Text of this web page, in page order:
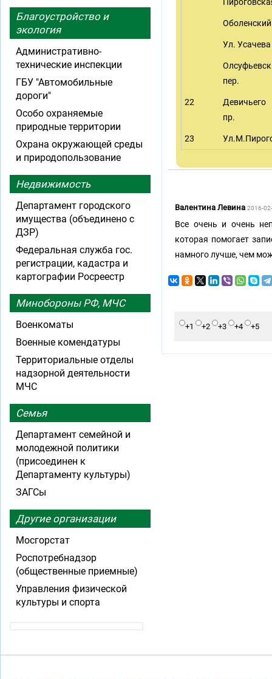
Ул. Усачева
пер.
22
пр.
23
Валентина Левина 2016-
Все очень и очень
которая помогает
намного лучше, чем
+1 +2 +3 +4 +5
Благоустройство и
экология
Административно-
технические инспекции
ГБУ "Автомобильные
дороги"
Особо охраняемые
природные территории
Охрана окружающей среды
и природопользование
Недвижимость
Департамент городского
имущества (объединено с
ДЗР)
Федеральная служба гос.
регистрации, кадастра и
картографии Росреестр
Минобороны РФ, МЧС
Военкоматы
Военные комендатуры
Территориальные отделы
надзорной деятельности
МЧС
Семья
Департамент семейной и
молодежной политики
(присоединен к
Департаменту культуры)
ЗАГСы
Другие организации
Мосгорстат
Роспотребнадзор
(общественные приемные)
Управления физической
культуры и спорта